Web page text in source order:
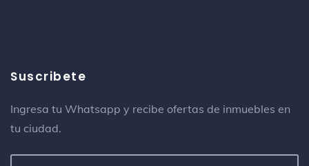
Suscribete
Ingresa tu Whatsapp y recibe ofertas de inmuebles en
tu ciudad.